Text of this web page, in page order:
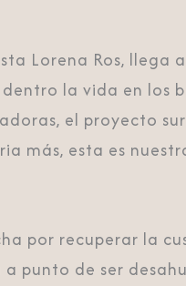
Lorena Ros, llega
la vida en los
el proyecto
más, esta es
por recuperar la
punto de ser